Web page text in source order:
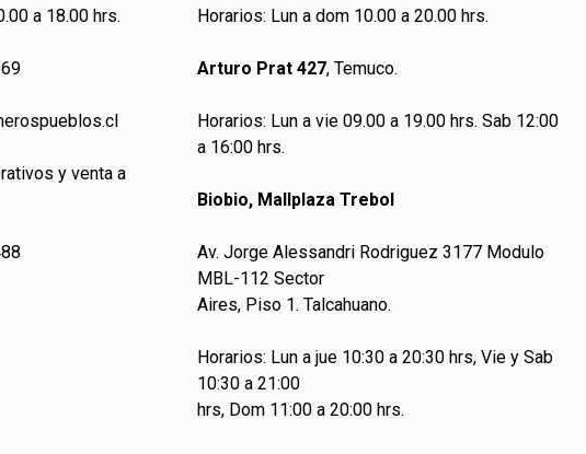
a 18.00 hrs.
pueblos.cl
y venta a
Horarios: Lun a dom 10.00 a 20.00 hrs.
Arturo Prat 427, Temuco.
Horarios: Lun a vie 09.00 a 19.00 hrs. Sab 12:00
a 16:00 hrs.
Biobio, Mallplaza Trebol
Av. Jorge Alessandri Rodriguez 3177 Modulo
MBL-112 Sector
Aires, Piso 1. Talcahuano.
Horarios: Lun a jue 10:30 a 20:30 hrs, Vie y Sab
10:30 a 21:00
hrs, Dom 11:00 a 20:00 hrs.